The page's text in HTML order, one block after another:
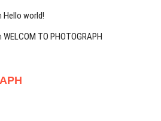
Hello world!
WELCOM TO PHOTOGRAPH